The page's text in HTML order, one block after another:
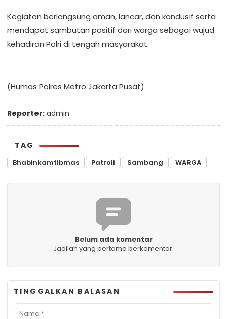
Kegiatan berlangsung aman, lancar, dan kondusif serta
mendapat sambutan positif dari warga sebagai wujud
kehadiran Polri di tengah masyarakat.
(Humas Polres Metro Jakarta Pusat)
Reporter: admin
TAG
Bhabinkamtibmas Patroli Sambang WARGA
Belum ada komentar
Jadilah yang pertama berkomentar.
TINGGALKAN BALASAN